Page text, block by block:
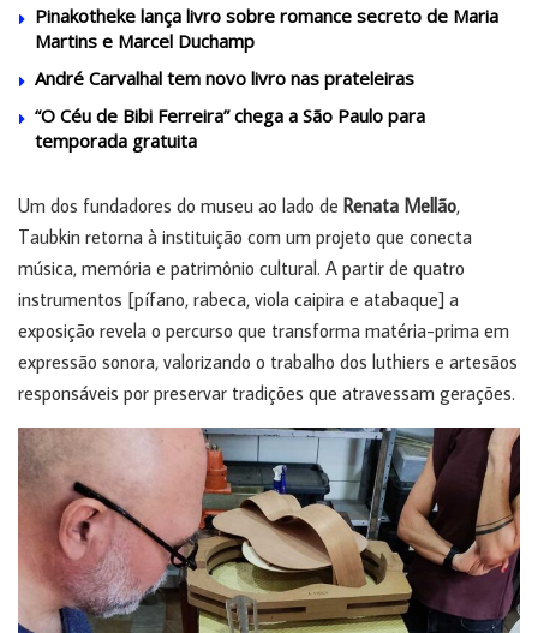
Pinakotheke lança livro sobre romance secreto de Maria
Martins e Marcel Duchamp
André Carvalhal tem novo livro nas prateleiras
“O Céu de Bibi Ferreira” chega a São Paulo para
temporada gratuita
Um dos fundadores do museu ao lado de Renata Mellão,
Taubkin retorna à instituição com um projeto que conecta
música, memória e patrimônio cultural. A partir de quatro
instrumentos [pífano, rabeca, viola caipira e atabaque] a
exposição revela o percurso que transforma matéria-prima em
expressão sonora, valorizando o trabalho dos luthiers e artesãos
responsáveis por preservar tradições que atravessam gerações.